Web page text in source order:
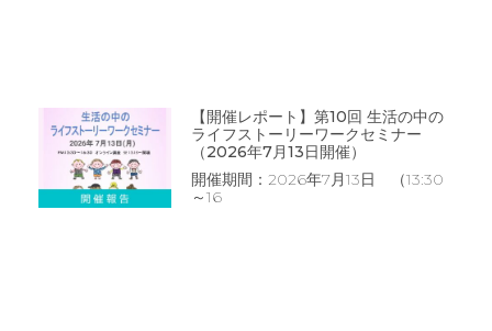
【開催レポート】第10回 生活の中の
ライフストーリーワークセミナー
（2026年7月13日開催）
開催期間：2026年7月13日 （13:30
～16